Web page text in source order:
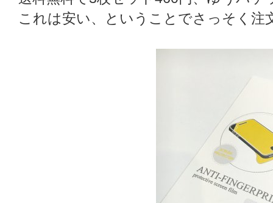
これは安い、ということでさっそく注